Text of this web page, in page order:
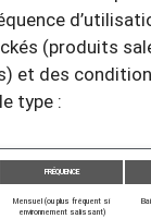
(produits
et des
type :
FRÉQUENCE
Mensuel (ou plus fréquent si
environnement salissant)